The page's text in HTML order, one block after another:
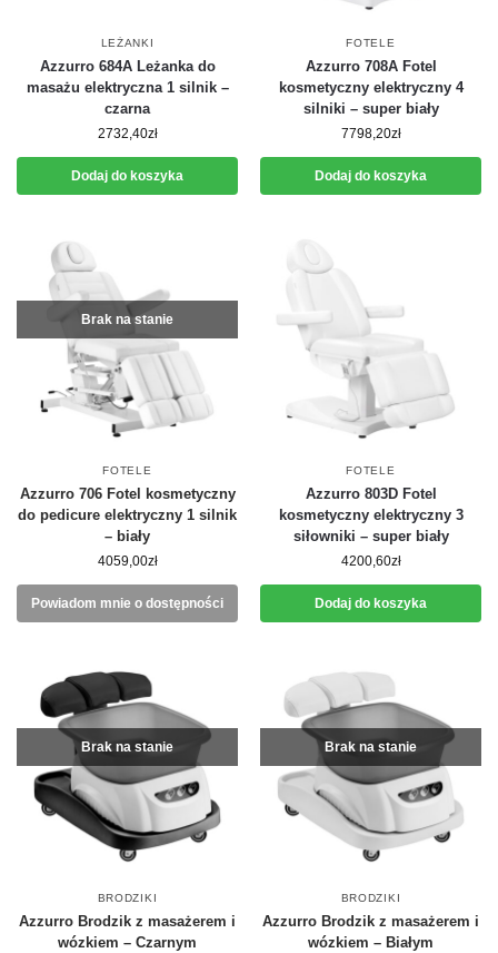
LEŻANKI
Azzurro 684A Leżanka do
masażu elektryczna 1 silnik –
czarna
2732,40zł
Dodaj do koszyka
FOTELE
Azzurro 708A Fotel
kosmetyczny elektryczny 4
silniki – super biały
7798,20zł
Dodaj do koszyka
Brak na stanie
FOTELE
Azzurro 706 Fotel kosmetyczny
do pedicure elektryczny 1 silnik
– biały
4059,00zł
Powiadom mnie o dostępności
FOTELE
Azzurro 803D Fotel
kosmetyczny elektryczny 3
siłowniki – super biały
4200,60zł
Dodaj do koszyka
Brak na stanie
BRODZIKI
Azzurro Brodzik z masażerem i
wózkiem – Czarnym
Brak na stanie
BRODZIKI
Azzurro Brodzik z masażerem i
wózkiem – Białym